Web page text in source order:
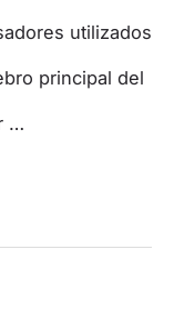
utilizados
principal del
…